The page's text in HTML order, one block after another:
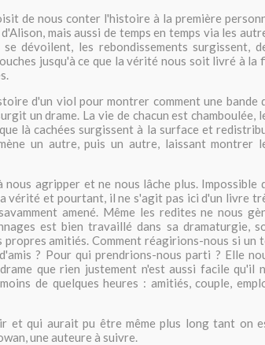
de nous conter l'histoire à la première
mais aussi de temps en temps via les
dévoilent, les rebondissements surgissent,
jusqu'à ce que la vérité nous soit livré à la
d'un viol pour montrer comment une bande
un drame. La vie de chacun est chamboulée,
là cachées surgissent à la surface et
un autre, puis un autre, laissant montrer
agripper et ne nous lâche plus. Impossible
vérité et pourtant, il ne s'agit pas ici d'un livre
amené. Même les redites ne nous
est bien travaillé dans sa dramaturgie,
amitiés. Comment réagirions-nous si un
? Pour qui prendrions-nous parti ? Elle
que rien justement n'est aussi facile qu'il
de quelques heures : amitiés, couple,
et qui aurait pu être même plus long tant on
une auteure à suivre.